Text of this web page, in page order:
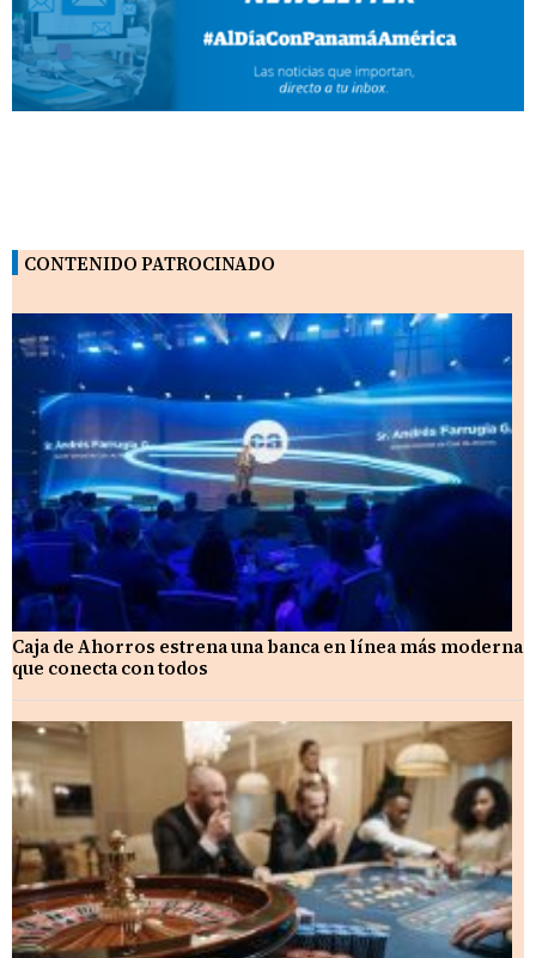
CONTENIDO PATROCINADO
Caja de Ahorros estrena una banca en línea más moderna
que conecta con todos